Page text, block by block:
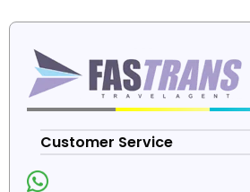
Customer Service